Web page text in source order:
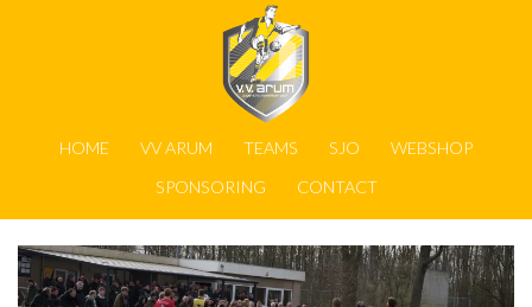
HOME VV ARUM TEAMS SJO
WEBSHOP
SPONSORING
CONTACT